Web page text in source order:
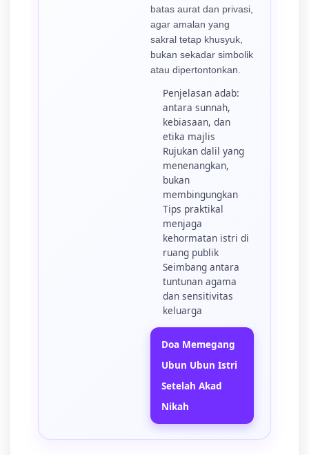
batas aurat dan privasi,
agar amalan yang
sakral tetap khusyuk,
bukan sekadar simbolik
atau dipertontonkan.
Penjelasan adab:
antara sunnah,
kebiasaan, dan
etika majlis
Rujukan dalil yang
menenangkan,
bukan
membingungkan
Tips praktikal
menjaga
kehormatan istri di
ruang publik
Seimbang antara
tuntunan agama
dan sensitivitas
keluarga
Doa Memegang
Ubun Ubun Istri
Setelah Akad
Nikah